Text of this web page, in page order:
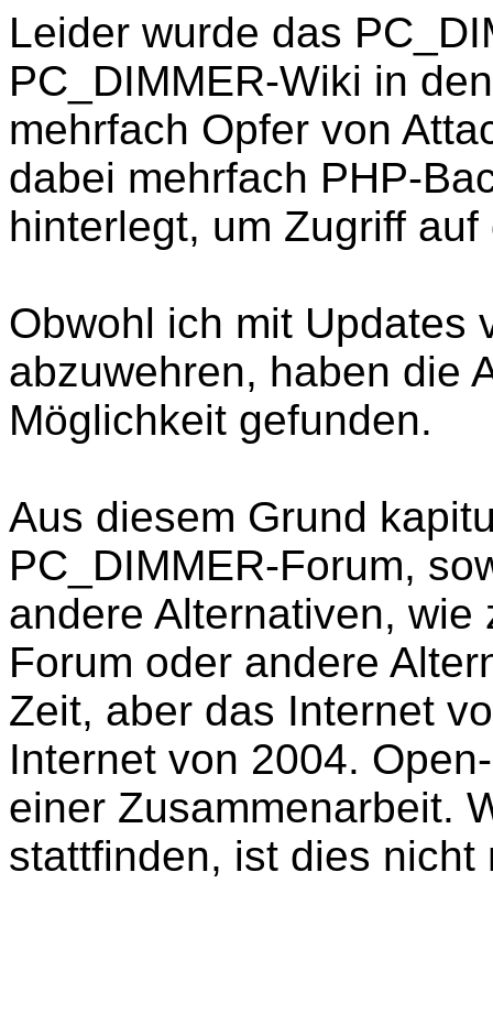
Leider wurde das
PC_DIMMER-Wiki in
mehrfach Opfer von
dabei mehrfach PHP-
hinterlegt, um Zugriff
Obwohl ich mit Updates
abzuwehren, haben die
Möglichkeit gefunden.
Aus diesem Grund
PC_DIMMER-Forum,
andere Alternativen,
Forum oder andere
Zeit, aber das Internet
Internet von 2004.
einer Zusammenarbeit.
stattfinden, ist dies nicht